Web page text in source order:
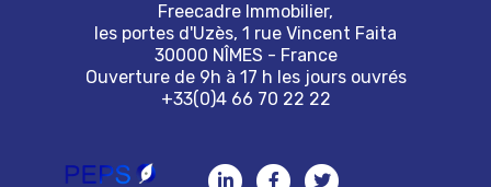
Freecadre Immobilier,
les portes d'Uzès, 1 rue Vincent Faita
30000 NÎMES - France
Ouverture de 9h à 17 h les jours ouvrés
+33(0)4 66 70 22 22